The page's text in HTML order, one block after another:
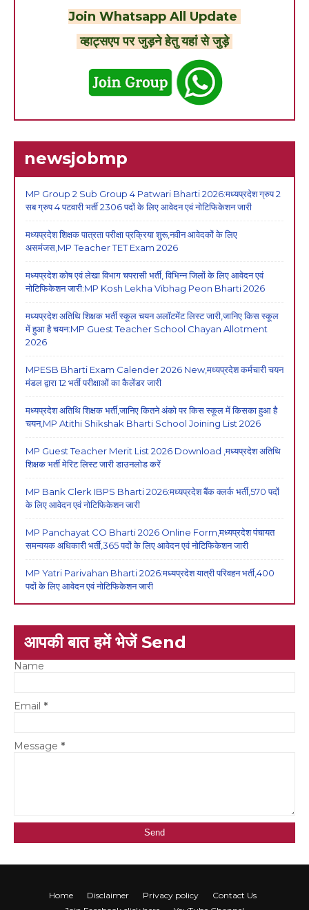
Join Whatsapp All Update
व्हाट्सएप पर जुड़ने हेतु यहां से जुड़े
newsjobmp
MP Group 2 Sub Group 4 Patwari Bharti 2026:मध्यप्रदेश ग्रुप 2
सब ग्रुप 4 पटवारी भर्ती 2306 पदों के लिए आवेदन एवं नोटिफिकेशन जारी
मध्यप्रदेश शिक्षक पात्रता परीक्षा प्रक्रिया शुरू,नवीन आवेदकों के लिए
असमंजस,MP Teacher TET Exam 2026
मध्यप्रदेश कोष एवं लेखा विभाग चपरासी भर्ती, विभिन्न जिलों के लिए आवेदन एवं
नोटिफिकेशन जारी:MP Kosh Lekha Vibhag Peon Bharti 2026
मध्यप्रदेश अतिथि शिक्षक भर्ती स्कूल चयन अलॉटमेंट लिस्ट जारी,जानिए किस स्कूल
में हुआ है चयन:MP Guest Teacher School Chayan Allotment
2026
MPESB Bharti Exam Calender 2026 New,मध्यप्रदेश कर्मचारी चयन
मंडल द्वारा 12 भर्ती परीक्षाओं का कैलेंडर जारी
मध्यप्रदेश अतिथि शिक्षक भर्ती,जानिए कितने अंको पर किस स्कूल में किसका हुआ है
चयन,MP Atithi Shikshak Bharti School Joining List 2026
MP Guest Teacher Merit List 2026 Download ,मध्यप्रदेश अतिथि
शिक्षक भर्ती मेरिट लिस्ट जारी डाउनलोड करें
MP Bank Clerk IBPS Bharti 2026:मध्यप्रदेश बैंक क्लर्क भर्ती,570 पदों
के लिए आवेदन एवं नोटिफिकेशन जारी
MP Panchayat CO Bharti 2026 Online Form,मध्यप्रदेश पंचायत
समन्वयक अधिकारी भर्ती,365 पदों के लिए आवेदन एवं नोटिफिकेशन जारी
MP Yatri Parivahan Bharti 2026:मध्यप्रदेश यात्री परिवहन भर्ती,400
पदों के लिए आवेदन एवं नोटिफिकेशन जारी
आपकी बात हमें भेजें Send
Name
Email *
Message *
Home Disclaimer Privacy policy
Contact Us